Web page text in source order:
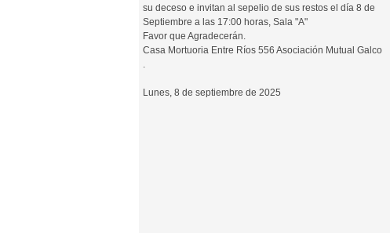
su deceso e invitan al sepelio de sus restos el día 8 de
Septiembre a las 17:00 horas, Sala "A"
Favor que Agradecerán.
Casa Mortuoria Entre Ríos 556 Asociación Mutual Galco
.
Lunes, 8 de septiembre de 2025